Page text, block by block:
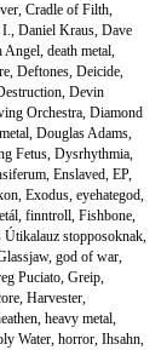
, Cradle of Filth,
, Daniel Kraus, Dave
Angel, death metal,
, Deftones, Deicide,
, Devin
Orchestra, Diamond
, Douglas Adams,
Fetus, Dysrhythmia,
, Enslaved, EP,
, Exodus, eyehategod,
, finntroll, Fishbone,
Útikalauz stopposoknak,
, god of war,
Puciato, Greip,
, Harvester,
, heavy metal,
Water, horror, Ihsahn,